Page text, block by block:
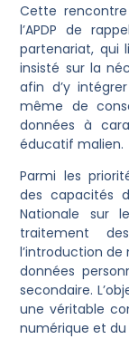
Cette
l’APDP de
partenariat, qui
insisté sur la
afin d’y
même de
données à
éducatif malien.
Parmi les
des capacités
Nationale sur
traitement
l’introduction
données
secondaire.
une véritable
numérique et du